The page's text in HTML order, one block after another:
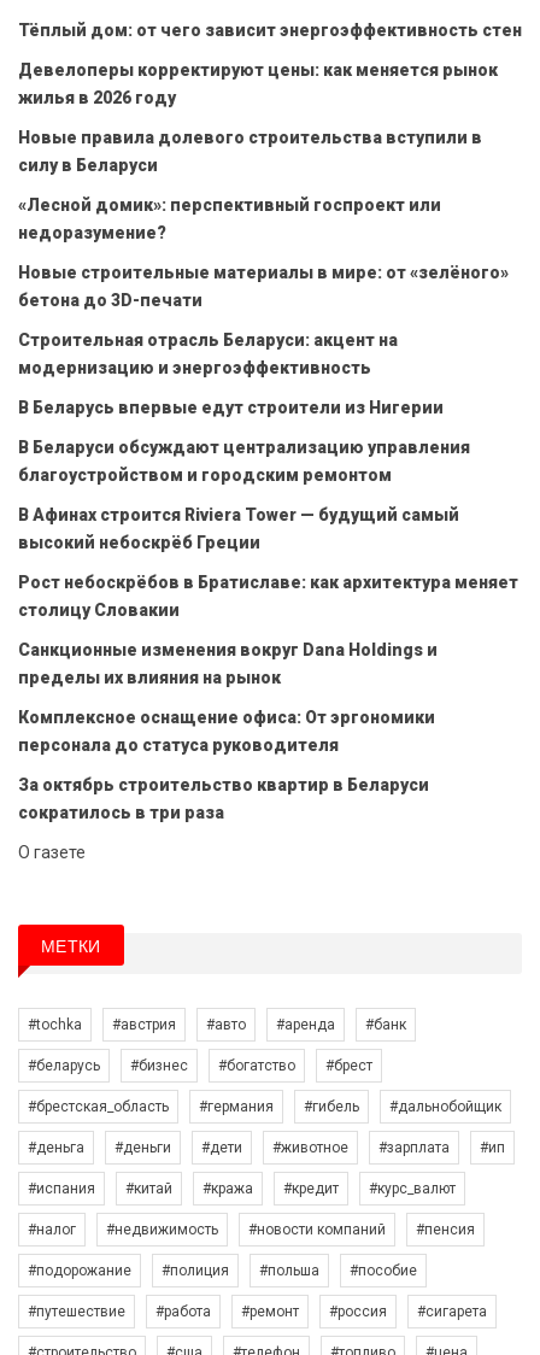
Тёплый дом: от чего зависит энергоэффективность стен
Девелоперы корректируют цены: как меняется рынок
жилья в 2026 году
Новые правила долевого строительства вступили в
силу в Беларуси
«Лесной домик»: перспективный госпроект или
недоразумение?
Новые строительные материалы в мире: от «зелёного»
бетона до 3D-печати
Строительная отрасль Беларуси: акцент на
модернизацию и энергоэффективность
В Беларусь впервые едут строители из Нигерии
В Беларуси обсуждают централизацию управления
благоустройством и городским ремонтом
В Афинах строится Riviera Tower — будущий самый
высокий небоскрёб Греции
Рост небоскрёбов в Братиславе: как архитектура меняет
столицу Словакии
Санкционные изменения вокруг Dana Holdings и
пределы их влияния на рынок
Комплексное оснащение офиса: От эргономики
персонала до статуса руководителя
За октябрь строительство квартир в Беларуси
сократилось в три раза
О газете
МЕТКИ
#tochka #австрия #авто #аренда #банк
#беларусь #бизнес #богатство #брест
#брестская_область #германия #гибель #дальнобойщик
#деньга #деньги #дети #животное #зарплата #ип
#испания #китай #кража #кредит #курс_валют
#налог #недвижимость #новости компаний #пенсия
#подорожание #полиция #польша #пособие
#путешествие #работа #ремонт #россия #сигарета